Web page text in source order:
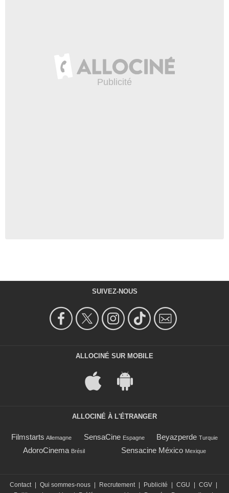
SUIVEZ-NOUS
ALLOCINÉ SUR MOBILE
ALLOCINÉ À L'ÉTRANGER
Filmstarts Allemagne SensaCine Espagne Beyazperde Turquie
AdoroCinema Brésil Sensacine México Mexique
Contact Qui sommes-nous Recrutement Publicité CGU CGV